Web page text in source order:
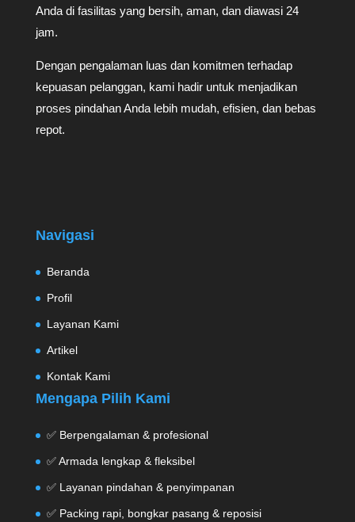
Anda di fasilitas yang bersih, aman, dan diawasi 24
jam.
Dengan pengalaman luas dan komitmen terhadap
kepuasan pelanggan, kami hadir untuk menjadikan
proses pindahan Anda lebih mudah, efisien, dan bebas
repot.
Navigasi
Beranda
Profil
Layanan Kami
Artikel
Kontak Kami
Mengapa Pilih Kami
✅ Berpengalaman & profesional
✅ Armada lengkap & fleksibel
✅ Layanan pindahan & penyimpanan
✅ Packing rapi, bongkar pasang & reposisi